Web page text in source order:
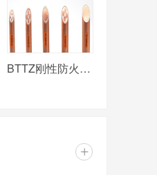
BTTZ刚性防火电缆
+